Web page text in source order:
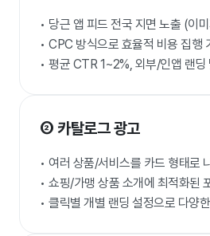
• 당근 앱 피드 전국 지면 노출 (이
• CPC 방식으로 효율적 비용 집행
• 평균 CTR 1~2%, 외부/인앱 랜
② 카탈로그 광고
• 여러 상품/서비스를 카드 형태로
• 쇼핑/가맹 상품 소개에 최적화된
• 클릭별 개별 랜딩 설정으로 다양